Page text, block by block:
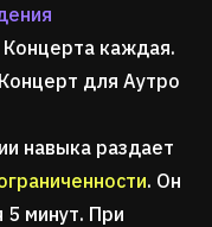
Концерта каждая.
для Аутро
навыка раздает
. Он
5 минут. При